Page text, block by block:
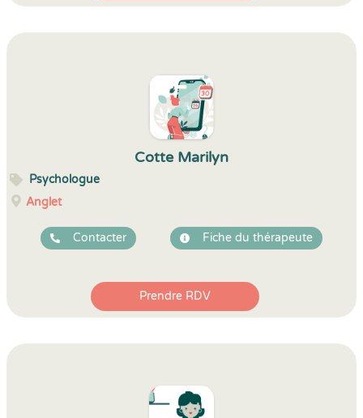
Cotte Marilyn
Psychologue
Anglet
Contacter Fiche du thérapeute
Prendre RDV